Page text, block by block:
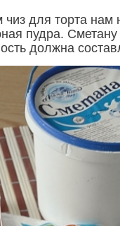
для торта нам
пудра.
должна